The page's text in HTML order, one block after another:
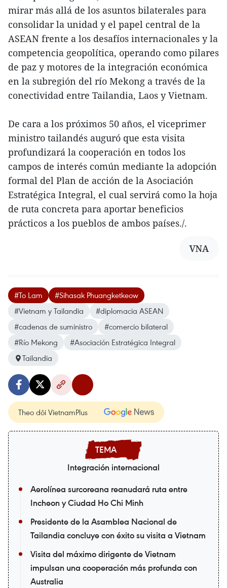
mirar más allá de los asuntos bilaterales para
consolidar la unidad y el papel central de la
ASEAN frente a los desafíos internacionales y la
competencia geopolítica, operando como pilares
de paz y motores de la integración económica
en la subregión del río Mekong a través de la
conectividad entre Tailandia, Laos y Vietnam.
De cara a los próximos 50 años, el viceprimer
ministro tailandés auguró que esta visita
profundizará la cooperación en todos los
campos de interés común mediante la adopción
formal del Plan de acción de la Asociación
Estratégica Integral, el cual servirá como la hoja
de ruta concreta para aportar beneficios
prácticos a los pueblos de ambos países./.
VNA
#To Lam
#Sihasak Phuangketkeow
#Vietnam y Tailandia
#diplomacia ASEAN
#cadenas de suministro
#comercio bilateral
#Río Mekong
#Asociación Estratégica Integral
Tailandia
Theo dõi VietnamPlus
Integración internacional
Aerolínea surcoreana reanudará ruta entre
Incheon y Ciudad Ho Chi Minh
Presidente de la Asamblea Nacional de
Tailandia concluye con éxito su visita a Vietnam
Visita del máximo dirigente de Vietnam
impulsan una cooperación más profunda con
Australia